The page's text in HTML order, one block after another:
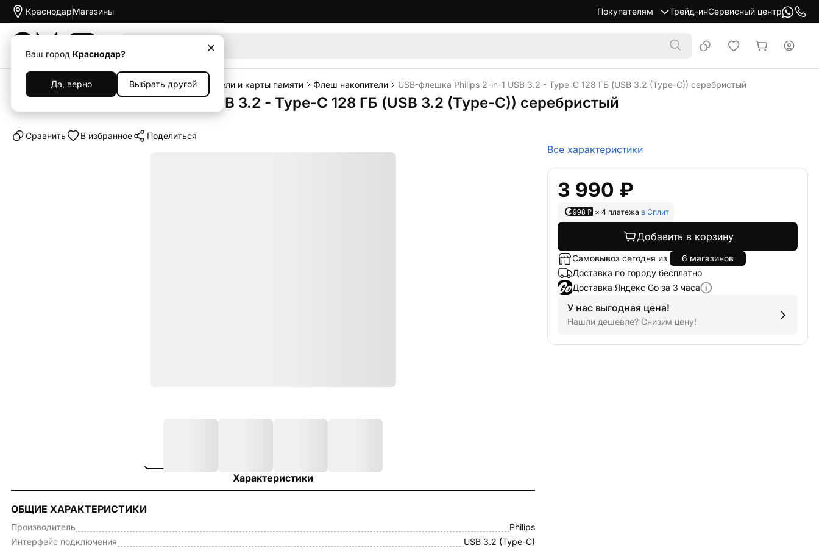
Краснодар
Ваш город Краснодар?
Да, верно Выбрать другой
Магазины Покупателям Трейд-инСервисный центр
Каталог Аксессуары Флеш-накопители и карты памяти Флеш накопители USB-флешка Philips 2-in-1 USB 3.2 - Type-C 128 ГБ (USB 3.2 (Type-C)) серебристый
USB-флешка Philips 2-in-1 USB 3.2 - Type-C 128 ГБ (USB 3.2 (Type-C)) серебристый
Cравнить В избранное Поделиться
Характеристики
ОБЩИЕ ХАРАКТЕРИСТИКИ
Производитель
Philips
Интерфейс подключения
USB 3.2 (Type-C)
Все характеристики
3 990 ₽
998 ₽ × 4 платежа в Сплит
Добавить в корзину
Самовывоз сегодня из
6 магазинов
Доставка по городу бесплатно
Доставка Яндекс Go за 3 часа
У нас выгодная цена!
Нашли дешевле? Снизим цену!